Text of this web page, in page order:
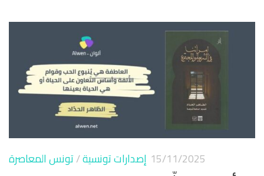
إصدارات تونسية/تونس المعاصرة 15/11/2025